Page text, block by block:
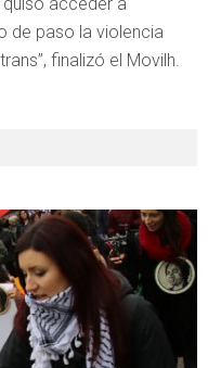
de paso la violencia
finalizó el Movilh.